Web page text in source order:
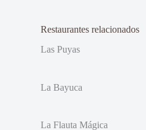
Restaurantes relacionados
Las Puyas
La Bayuca
La Flauta Mágica